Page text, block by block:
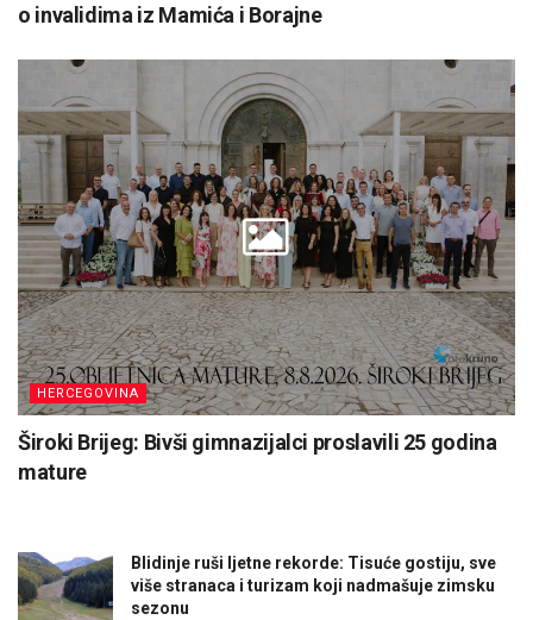
o invalidima iz Mamića i Borajne
HERCEGOVINA
Široki Brijeg: Bivši gimnazijalci proslavili 25 godina
mature
Blidinje ruši ljetne rekorde: Tisuće gostiju, sve
više stranaca i turizam koji nadmašuje zimsku
sezonu